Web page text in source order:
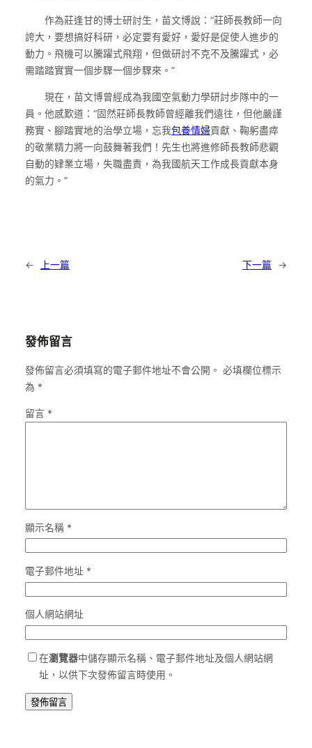
作為莊逢甘的博士研討生，苗文博說：“莊師長教師一向
誇大，要想搞好科研，必定要有愛好，愛好是促使人進步的
動力。飛機可以騰躍式飛翔，但做研討不克不及騰躍式，必
需踏踏實實一個步驟一個步驟來。”
現在，苗文博曾經成為我國空氣動力學研討步隊中的一
員。他感歎道：“固然莊師長教師曾經離我們遠往，但他嚴謹
務實、腳踏實地的治學立場，忘我包養情婦貢獻、鞠躬盡瘁
的敬業精力將一向鼓舞著我們！先生也將進修師長教師悲觀
自動的肄業立場，失職盡責，為我國航天工作成長貢獻本身
的氣力。”
← 上一篇 下一篇 →
發佈留言
發佈留言必須填寫的電子郵件地址不會公開。 必填欄位標示
為 *
留言 *
顯示名稱 *
電子郵件地址 *
個人網站網址
在瀏覽器中儲存顯示名稱、電子郵件地址及個人網站網
址，以供下次發佈留言時使用。